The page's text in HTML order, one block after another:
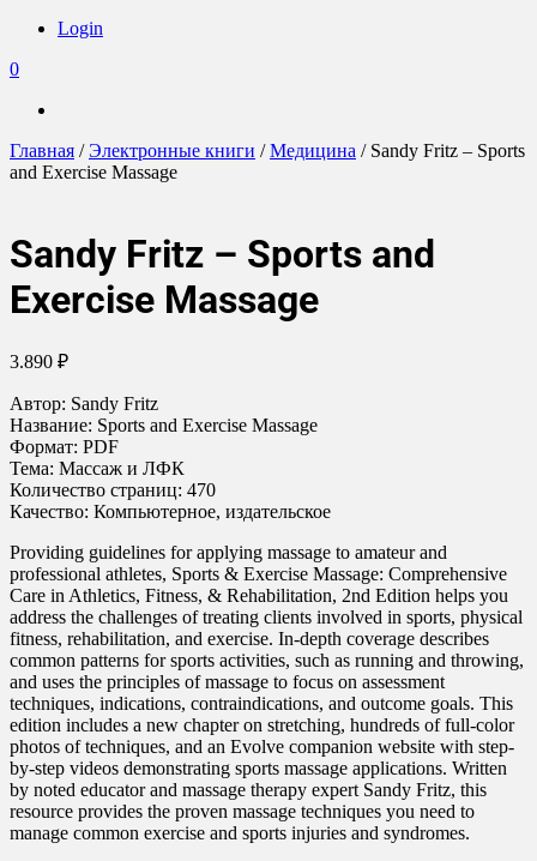
Login
0
Главная / Электронные книги /Медицина / Sandy Fritz – Sports
and Exercise Massage
Sandy Fritz – Sports and
Exercise Massage
3.890 ₽
Автор: Sandy Fritz
Название: Sports and Exercise Massage
Формат: PDF
Тема: Массаж и ЛФК
Количество страниц: 470
Качество: Компьютерное, издательское
Providing guidelines for applying massage to amateur and
professional athletes, Sports & Exercise Massage: Comprehensive
Care in Athletics, Fitness, & Rehabilitation, 2nd Edition helps you
address the challenges of treating clients involved in sports, physical
fitness, rehabilitation, and exercise. In-depth coverage describes
common patterns for sports activities, such as running and throwing,
and uses the principles of massage to focus on assessment
techniques, indications, contraindications, and outcome goals. This
edition includes a new chapter on stretching, hundreds of full-color
photos of techniques, and an Evolve companion website with step-
by-step videos demonstrating sports massage applications. Written
by noted educator and massage therapy expert Sandy Fritz, this
resource provides the proven massage techniques you need to
manage common exercise and sports injuries and syndromes.